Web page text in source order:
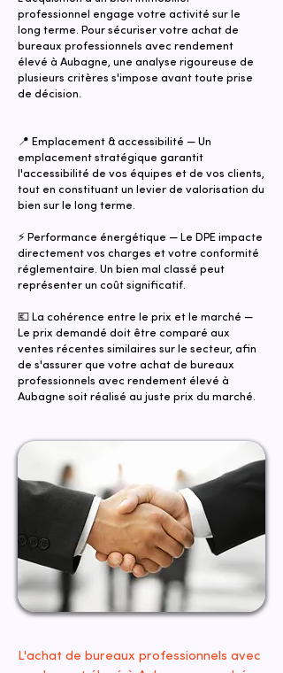
professionnel engage votre activité sur le
long terme. Pour sécuriser votre achat de
bureaux professionnels avec rendement
élevé à Aubagne, une analyse rigoureuse de
plusieurs critères s'impose avant toute prise
de décision.
📍 Emplacement & accessibilité — Un
emplacement stratégique garantit
l'accessibilité de vos équipes et de vos clients,
tout en constituant un levier de valorisation du
bien sur le long terme.
⚡ Performance énergétique — Le DPE impacte
directement vos charges et votre conformité
réglementaire. Un bien mal classé peut
représenter un coût significatif.
💶 La cohérence entre le prix et le marché —
Le prix demandé doit être comparé aux
ventes récentes similaires sur le secteur, afin
de s'assurer que votre achat de bureaux
professionnels avec rendement élevé à
Aubagne soit réalisé au juste prix du marché.
L'achat de bureaux professionnels avec